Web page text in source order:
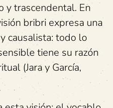
y trascendental. En
bribri expresa una
causalista: todo lo
tiene su razón
(Jara y García,